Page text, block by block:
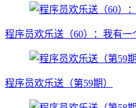
程序员欢乐送（60）：我有一
程序员欢乐送（第59期）